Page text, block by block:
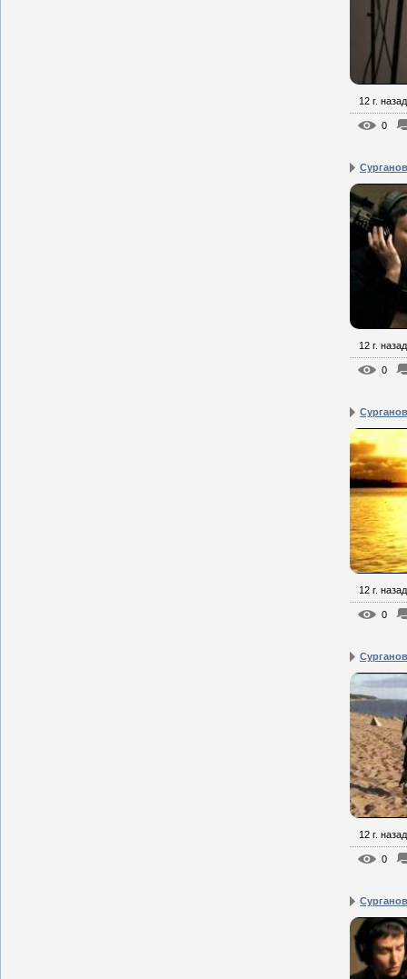
12 г. назад
0
12 г. назад
0
12 г. назад
0
12 г. назад
0